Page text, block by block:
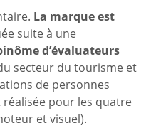
La marque est
suite à une
d’évaluateurs
secteur du tourisme et
de personnes
réalisée pour les quatre
et visuel).